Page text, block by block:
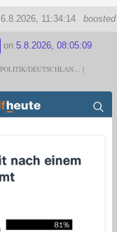
boosted
11:34:14
on5.8.2026, 08:05:09
DEUTSCHLAN